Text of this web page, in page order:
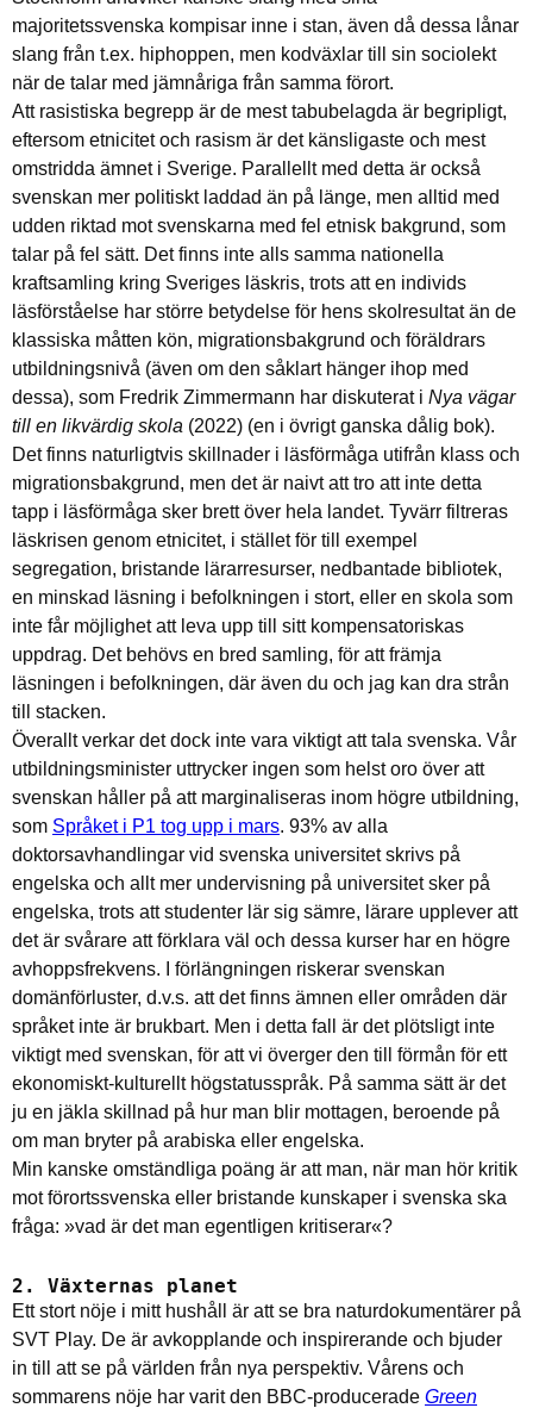
majoritetssvenska kompisar inne i stan, även då dessa lånar
slang från t.ex. hiphoppen, men kodväxlar till sin sociolekt
när de talar med jämnåriga från samma förort.
Att rasistiska begrepp är de mest tabubelagda är begripligt,
eftersom etnicitet och rasism är det känsligaste och mest
omstridda ämnet i Sverige. Parallellt med detta är också
svenskan mer politiskt laddad än på länge, men alltid med
udden riktad mot svenskarna med fel etnisk bakgrund, som
talar på fel sätt. Det finns inte alls samma nationella
kraftsamling kring Sveriges läskris, trots att en individs
läsförståelse har större betydelse för hens skolresultat än de
klassiska måtten kön, migrationsbakgrund och föräldrars
utbildningsnivå (även om den såklart hänger ihop med
dessa), som Fredrik Zimmermann har diskuterat i Nya vägar
till en likvärdig skola (2022) (en i övrigt ganska dålig bok).
Det finns naturligtvis skillnader i läsförmåga utifrån klass och
migrationsbakgrund, men det är naivt att tro att inte detta
tapp i läsförmåga sker brett över hela landet. Tyvärr filtreras
läskrisen genom etnicitet, i stället för till exempel
segregation, bristande lärarresurser, nedbantade bibliotek,
en minskad läsning i befolkningen i stort, eller en skola som
inte får möjlighet att leva upp till sitt kompensatoriskas
uppdrag. Det behövs en bred samling, för att främja
läsningen i befolkningen, där även du och jag kan dra strån
till stacken.
Överallt verkar det dock inte vara viktigt att tala svenska. Vår
utbildningsminister uttrycker ingen som helst oro över att
svenskan håller på att marginaliseras inom högre utbildning,
som Språket i P1 tog upp i mars. 93% av alla
doktorsavhandlingar vid svenska universitet skrivs på
engelska och allt mer undervisning på universitet sker på
engelska, trots att studenter lär sig sämre, lärare upplever att
det är svårare att förklara väl och dessa kurser har en högre
avhoppsfrekvens. I förlängningen riskerar svenskan
domänförluster, d.v.s. att det finns ämnen eller områden där
språket inte är brukbart. Men i detta fall är det plötsligt inte
viktigt med svenskan, för att vi överger den till förmån för ett
ekonomiskt-kulturellt högstatusspråk. På samma sätt är det
ju en jäkla skillnad på hur man blir mottagen, beroende på
om man bryter på arabiska eller engelska.
Min kanske omständliga poäng är att man, när man hör kritik
mot förortssvenska eller bristande kunskaper i svenska ska
fråga: »vad är det man egentligen kritiserar«?
2. Växternas planet
Ett stort nöje i mitt hushåll är att se bra naturdokumentärer på
SVT Play. De är avkopplande och inspirerande och bjuder
in till att se på världen från nya perspektiv. Vårens och
sommarens nöje har varit den BBC-producerade Green